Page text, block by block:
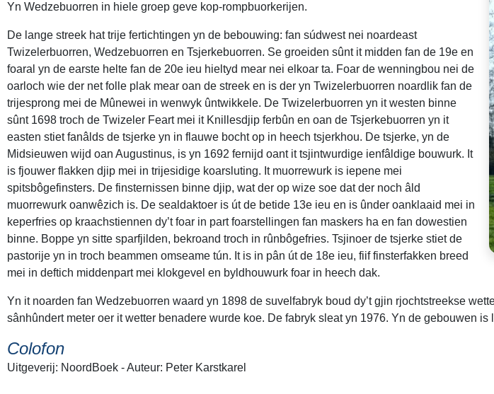
Yn Wedzebuorren in hiele groep geve kop-rompbuorkerijen.
De lange streek hat trije fertichtingen yn de bebouwing: fan súdwest nei noardeast
Twizelerbuorren, Wedzebuorren en Tsjerkebuorren. Se groeiden sûnt it midden fan de 19e en
foaral yn de earste helte fan de 20e ieu hieltyd mear nei elkoar ta. Foar de wenningbou nei de
oarloch wie der net folle plak mear oan de streek en is der yn Twizelerbuorren noardlik fan de
trijesprong mei de Mûnewei in wenwyk ûntwikkele. De Twizelerbuorren yn it westen binne
sûnt 1698 troch de Twizeler Feart mei it Knillesdjip ferbûn en oan de Tsjerkebuorren yn it
easten stiet fanâlds de tsjerke yn in flauwe bocht op in heech tsjerkhou. De tsjerke, yn de
Midsieuwen wijd oan Augustinus, is yn 1692 fernijd oant it tsjintwurdige ienfâldige bouwurk. It
is fjouwer flakken djip mei in trijesidige koarsluting. It muorrewurk is iepene mei
spitsbôgefinsters. De finsternissen binne djip, wat der op wize soe dat der noch âld
muorrewurk oanwêzich is. De sealdaktoer is út de betide 13e ieu en is ûnder oanklaaid mei in
keperfries op kraachstiennen dy’t foar in part foarstellingen fan maskers ha en fan dowestien
binne. Boppe yn sitte sparfjilden, bekroand troch in rûnbôgefries. Tsjinoer de tsjerke stiet de
pastorije yn in troch beammen omseame tún. It is in pân út de 18e ieu, fiif finsterfakken breed
mei in deftich middenpart mei klokgevel en byldhouwurk foar in heech dak.
Yn it noarden fan Wedzebuorren waard yn 1898 de suvelfabryk boud dy’t gjin rjochtstreekse
sânhûndert meter oer it wetter benadere wurde koe. De fabryk sleat yn 1976. Yn de gebouwen is
Colofon
Uitgeverij: NoordBoek - Auteur: Peter Karstkarel